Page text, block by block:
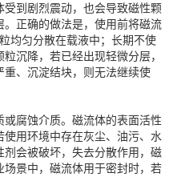
到剧烈震动，也会导致磁性颗
正确的做法是，使用前将磁流
均匀分散在载液中；长期不使
沉降，若已经出现轻微分层，
、沉淀结块，则无法继续使
腐蚀介质。磁流体的表面活性
用环境中存在灰尘、油污、水
会被破坏，失去分散作用，磁
景中，磁流体用于密封时，若